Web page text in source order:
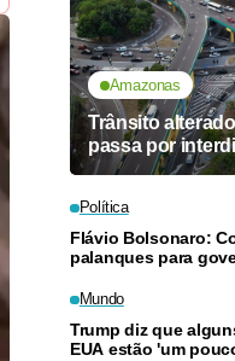
Amazonas
Trânsito
passa por
Política
Flávio Bolsonaro:
palanques para
Mundo
Trump diz que
EUA estão 'um